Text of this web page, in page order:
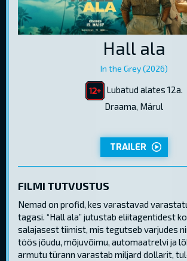
Hall ala
In the Grey (2026)
Lubatud alates 12a.
Draama, Märul
TRAILER
FILMI TUTVUSTUS
Nemad on profid, kes varastavad
tagasi. “Hall ala” jutustab eliitagentidest
salajasest tiimist, mis tegutseb varjudes
töös jõudu, mõjuvõimu, automaatrelvi ja
armutu türann varastab miljard dollarit,